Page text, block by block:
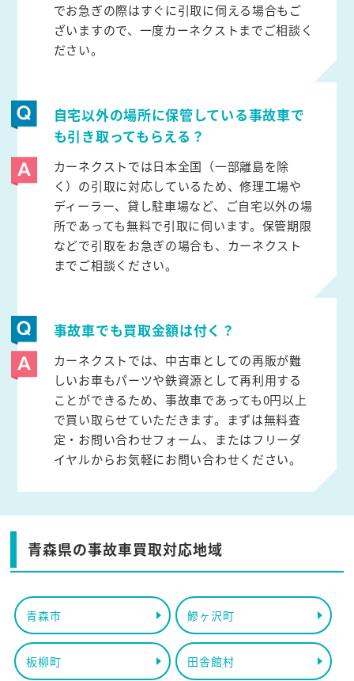
でお急ぎの際はすぐに引取に伺える場合もご
ざいますので、一度カーネクストまでご相談く
ださい。
自宅以外の場所に保管している事故車で
も引き取ってもらえる？
カーネクストでは日本全国（一部離島を除
く）の引取に対応しているため、修理工場や
ディーラー、貸し駐車場など、ご自宅以外の場
所であっても無料で引取に伺います。保管期限
などで引取をお急ぎの場合も、カーネクスト
までご相談ください。
事故車でも買取金額は付く？
カーネクストでは、中古車としての再販が難
しいお車もパーツや鉄資源として再利用する
ことができるため、事故車であっても0円以上
で買い取らせていただきます。まずは無料査
定・お問い合わせフォーム、またはフリーダ
イヤルからお気軽にお問い合わせください。
青森県の事故車買取対応地域
青森市 鰺ヶ沢町
板柳町 田舎館村